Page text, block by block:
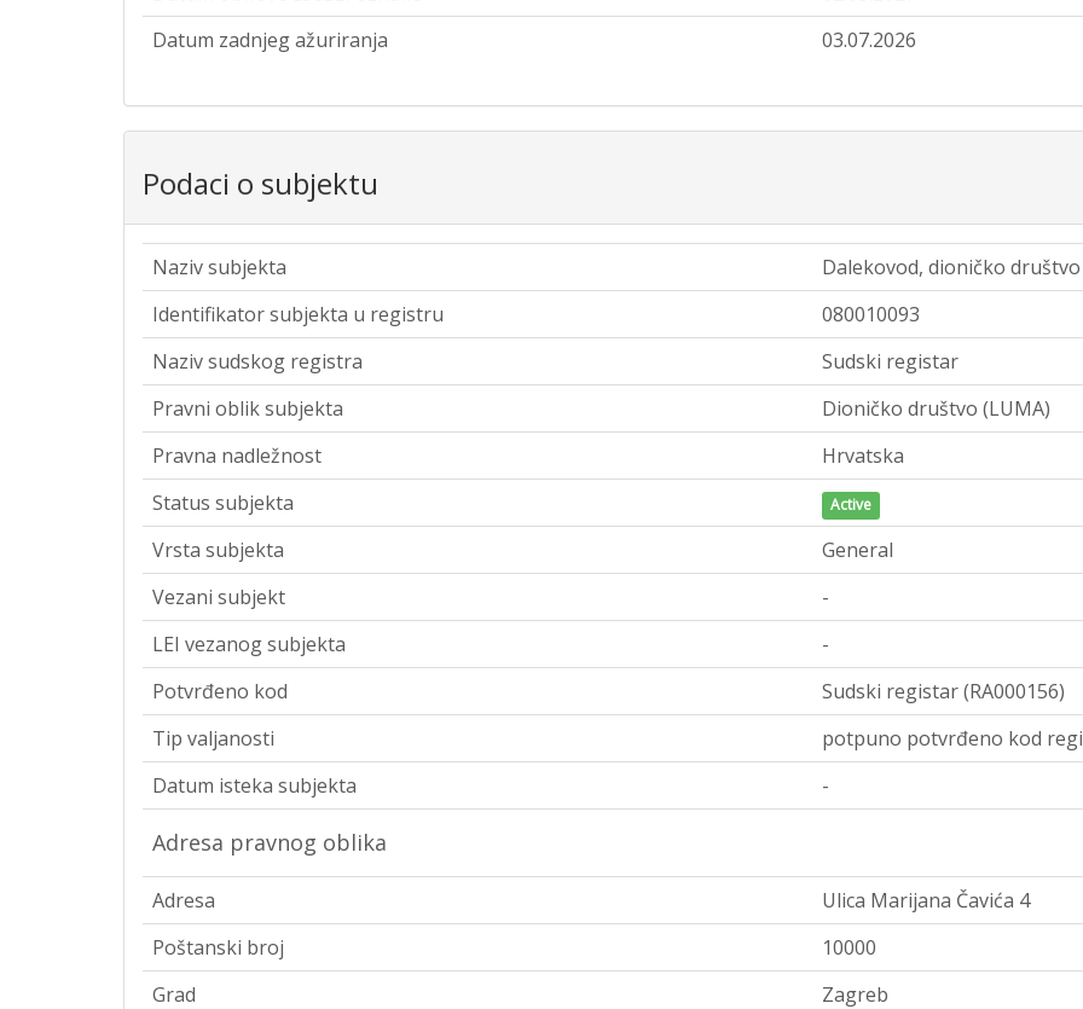
Datum zadnjeg ažuriranja
03.07.2026
Podaci o subjektu
Naziv subjekta
Dalekovod, dioničko
Identifikator subjekta u registru
080010093
Naziv sudskog registra
Sudski registar
Pravni oblik subjekta
Dioničko društvo (LUMA)
Pravna nadležnost
Hrvatska
Status subjekta
Active
Vrsta subjekta
General
Vezani subjekt
-
LEI vezanog subjekta
-
Potvrđeno kod
Sudski registar (RA000156)
Tip valjanosti
potpuno potvrđeno kod
Datum isteka subjekta
-
Adresa pravnog oblika
Adresa
Ulica Marijana Čavića 4
Poštanski broj
10000
Grad
Zagreb